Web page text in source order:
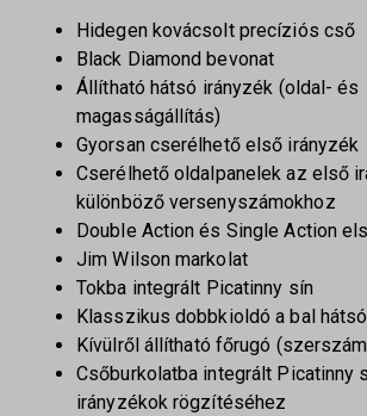
Hidegen kovácsolt precíziós cső
Black Diamond bevonat
Állítható hátsó irányzék (oldal- és
magasságállítás)
Gyorsan cserélhető első irányzék
Cserélhető oldalpanelek az első
különböző versenyszámokhoz
Double Action és Single Action
Jim Wilson markolat
Tokba integrált Picatinny sín
Klasszikus dobbkioldó a bal
Kívülről állítható főrugó
Csőburkolatba integrált Picatinny
irányzékok rögzítéséhez